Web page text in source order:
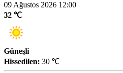
09 Ağustos 2026 12:00
32 ℃
Güneşli
Hissedilen: 30 ℃